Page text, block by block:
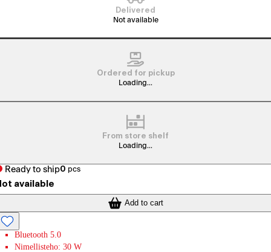
Delivered
Not available
Ordered for pickup
Loading...
From store shelf
Loading...
Ready to ship0 pcs
available
Add to cart
Bluetooth 5.0
Nimellisteho: 30 W